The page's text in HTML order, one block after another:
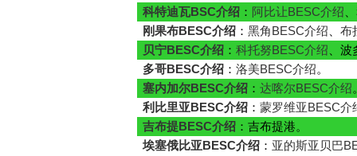
科特迪瓦BSC介绍： 阿比让BESC介绍
刚果布BESC介绍： 黑角BESC介绍
布
贝宁BESC介绍： 科托努BESC介绍 、
多哥BESC介绍： 洛美BESC介绍。
塞内加尔BESC介绍： 达喀尔BESC介绍
利比里亚BESC介绍： 蒙罗维亚BESC介
吉布提BESC介绍：吉布提港。
埃塞俄比亚BESC介绍： 亚的斯亚贝巴